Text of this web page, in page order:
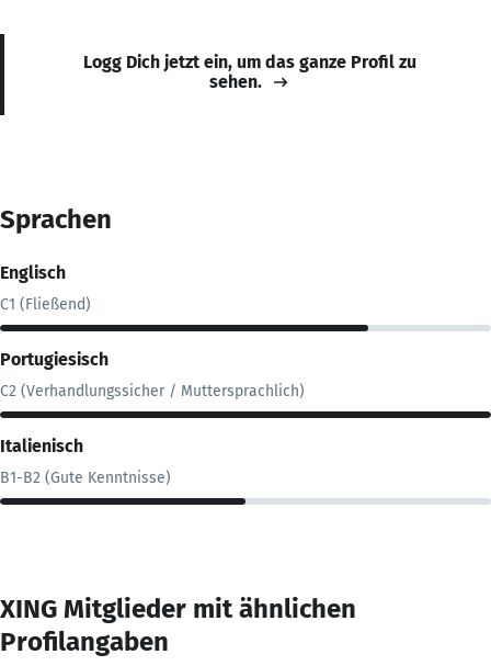
Logg Dich jetzt ein, um das ganze Profil zu
sehen.
Sprachen
Englisch
C1 (Fließend)
Portugiesisch
C2 (Verhandlungssicher / Muttersprachlich)
Italienisch
B1-B2 (Gute Kenntnisse)
XING Mitglieder mit ähnlichen
Profilangaben